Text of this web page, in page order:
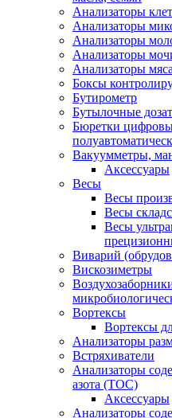
Анализаторы
Анализаторы
Анализаторы
Анализаторы
Анализаторы мяса
Боксы
Бутирометр
Бутылочные
Бюретки
Вакуумметры,
Аксессуары
Весы
Весы
Весы
Весы
Виварий
Вискозиметры
Вортексы
Вортексы
Анализаторы
Встряхиватели
Анализаторы
азота (ТОС)
Аксессуары
Анализаторы